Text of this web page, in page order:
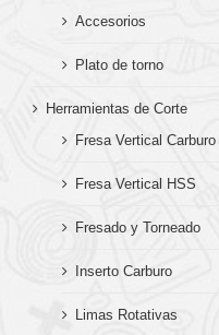
Accesorios
Plato de torno
Herramientas de Corte
Fresa Vertical Carburo
Fresa Vertical HSS
Fresado y Torneado
Inserto Carburo
Limas Rotativas